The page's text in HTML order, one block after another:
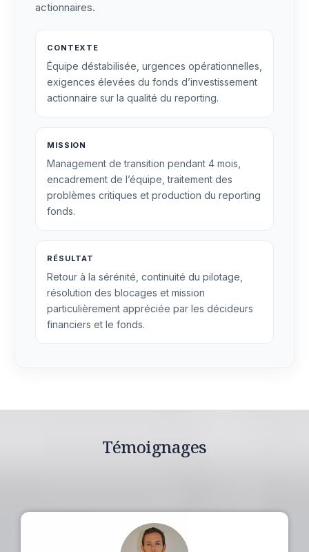
actionnaires.
CONTEXTE
Équipe déstabilisée, urgences opérationnelles,
exigences élevées du fonds d’investissement
actionnaire sur la qualité du reporting.
MISSION
Management de transition pendant 4 mois,
encadrement de l’équipe, traitement des
problèmes critiques et production du reporting
fonds.
RÉSULTAT
Retour à la sérénité, continuité du pilotage,
résolution des blocages et mission
particulièrement appréciée par les décideurs
financiers et le fonds.
Témoignages